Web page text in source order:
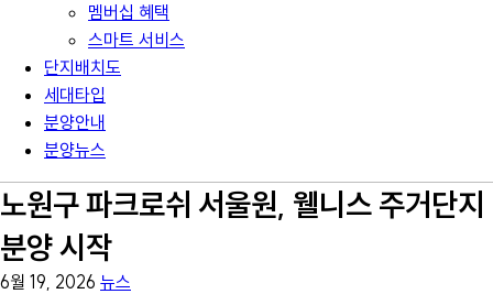
멤버십 혜택
스마트 서비스
단지배치도
세대타입
분양안내
분양뉴스
노원구 파크로쉬 서울원, 웰니스 주거단지
분양 시작
6월 19, 2026 뉴스